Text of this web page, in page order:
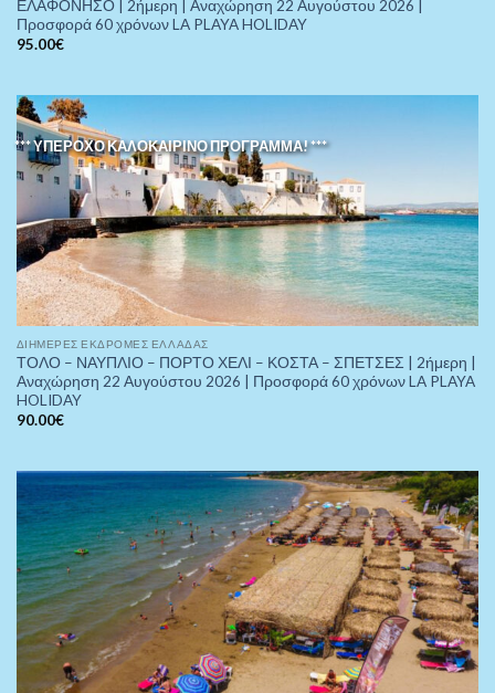
ΕΛΑΦΟΝΗΣΟ | 2ήμερη | Αναχώρηση 22 Αυγούστου 2026 |
Προσφορά 60 χρόνων LA PLAYA HOLIDAY
95.00€
*** ΥΠΕΡΟΧΟ ΚΑΛΟΚΑΙΡΙΝΟ ΠΡΟΓΡΑΜΜΑ! ***
ΔΙΉΜΕΡΕΣ ΕΚΔΡΟΜΈΣ ΕΛΛΆΔΑΣ
ΤΟΛΟ – ΝΑΥΠΛΙΟ – ΠΟΡΤΟ ΧΕΛΙ – ΚΟΣΤΑ – ΣΠΕΤΣΕΣ | 2ήμερη |
Αναχώρηση 22 Αυγούστου 2026 | Προσφορά 60 χρόνων LA PLAYA
HOLIDAY
90.00€